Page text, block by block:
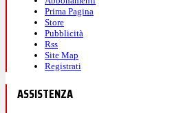
Prima Pagina
Store
Pubblicità
Rss
Site Map
Registrati
ASSISTENZA